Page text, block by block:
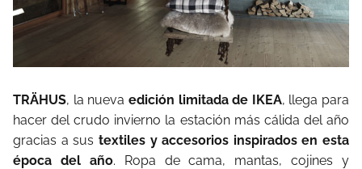
TRÄHUS, la nueva edición limitada de IKEA, llega para
hacer del crudo invierno la estación más cálida del año
gracias a sus textiles y accesorios inspirados en esta
época del año. Ropa de cama, mantas, cojines y